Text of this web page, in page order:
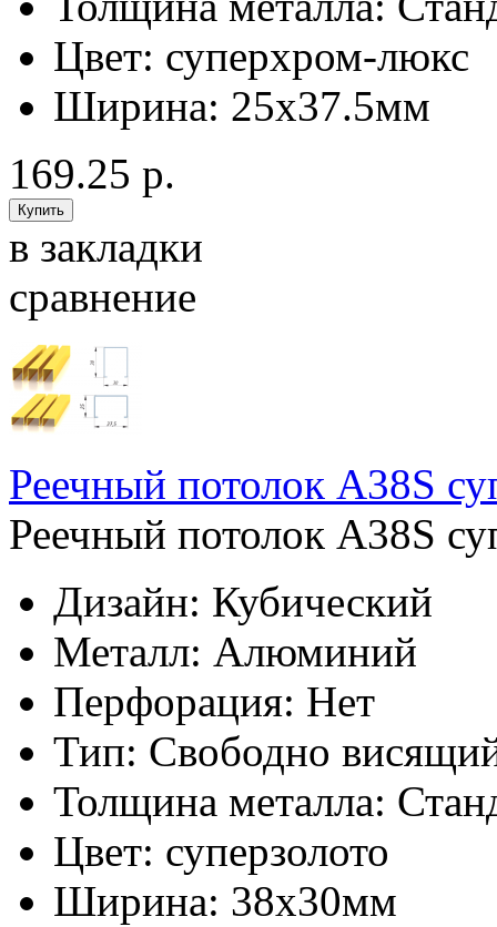
Цвет: суперхром-люкс
Ширина: 25x37.5мм
169.25 р.
в закладки
сравнение
Реечный потолок A38S
Реечный потолок A38S
Дизайн: Кубический
Металл: Алюминий
Перфорация: Нет
Тип: Свободно
Толщина металла:
Цвет: суперзолото
Ширина: 38x30мм